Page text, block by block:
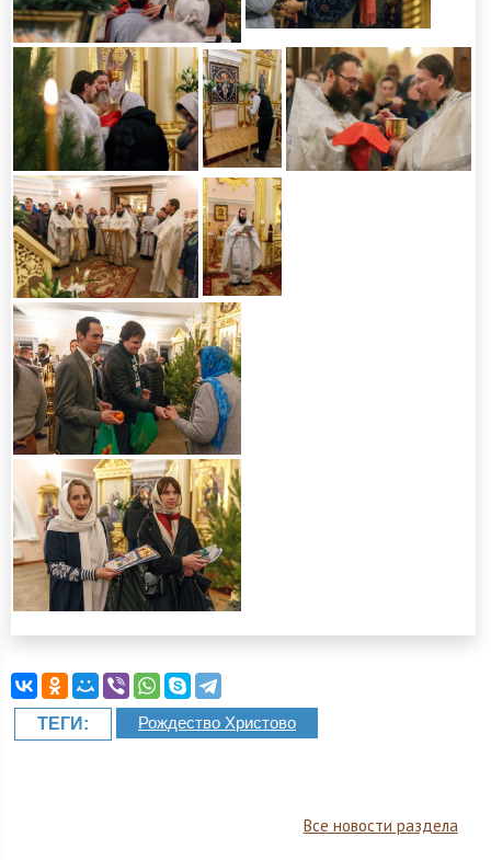
ТЕГИ: Рождество Христово
Все новости раздела